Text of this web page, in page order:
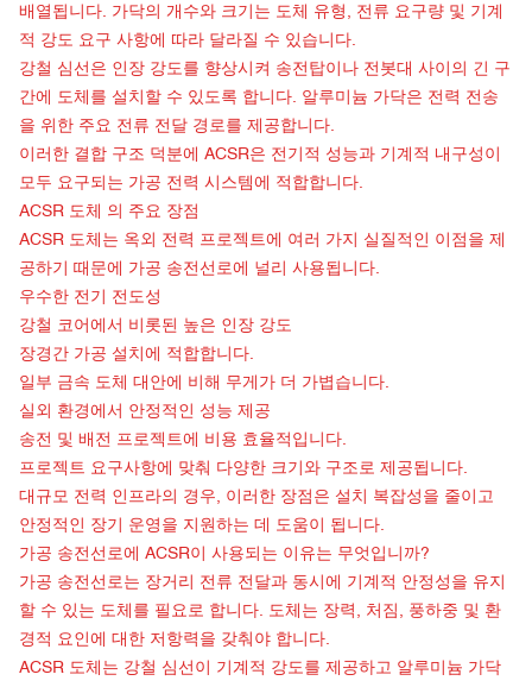
배열됩니다. 가닥의 개수와 크기는 도체 유형, 전류 요구량 및 기계
적 강도 요구 사항에 따라 달라질 수 있습니다.
강철 심선은 인장 강도를 향상시켜 송전탑이나 전봇대 사이의 긴 구
간에 도체를 설치할 수 있도록 합니다. 알루미늄 가닥은 전력 전송
을 위한 주요 전류 전달 경로를 제공합니다.
이러한 결합 구조 덕분에 ACSR은 전기적 성능과 기계적 내구성이
모두 요구되는 가공 전력 시스템에 적합합니다.
ACSR 도체
의 주요 장점
ACSR 도체는 옥외 전력 프로젝트에 여러 가지 실질적인 이점을 제
공하기 때문에 가공 송전선로에 널리 사용됩니다.
우수한 전기 전도성
강철 코어에서 비롯된 높은 인장 강도
장경간 가공 설치에 적합합니다.
일부 금속 도체 대안에 비해 무게가 더 가볍습니다.
실외 환경에서 안정적인 성능 제공
송전 및 배전 프로젝트에 비용 효율적입니다.
프로젝트 요구사항에 맞춰 다양한 크기와 구조로 제공됩니다.
대규모 전력 인프라의 경우, 이러한 장점은 설치 복잡성을 줄이고
안정적인 장기 운영을 지원하는 데 도움이 됩니다.
가공 송전선로에 ACSR이 사용되는 이유는 무엇입니까?
가공 송전선로는 장거리 전류 전달과 동시에 기계적 안정성을 유지
할 수 있는 도체를 필요로 합니다. 도체는 장력, 처짐, 풍하중 및 환
경적 요인에 대한 저항력을 갖춰야 합니다.
ACSR 도체는 강철 심선이 기계적 강도를 제공하고 알루미늄 가닥